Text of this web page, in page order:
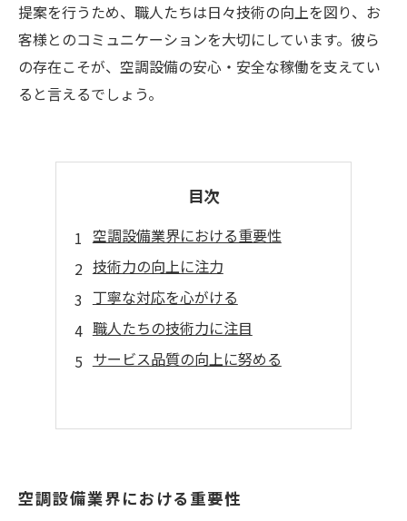
提案を行うため、職人たちは日々技術の向上を図り、お
客様とのコミュニケーションを大切にしています。彼ら
の存在こそが、空調設備の安心・安全な稼働を支えてい
ると言えるでしょう。
目次
空調設備業界における重要性
技術力の向上に注力
丁寧な対応を心がける
職人たちの技術力に注目
サービス品質の向上に努める
空調設備業界における重要性